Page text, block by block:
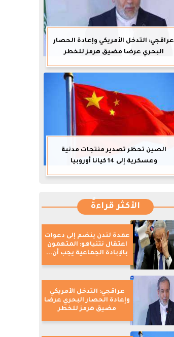
عراقجي: التدخل الأمريكي وإعادة الحصار
البحري عرضا مضيق هرمز للخطر
الصين تحظر تصدير منتجات مدنية
وعسكرية إلى 14 كيانا أوروبيا
الأكثر قراءةً
عمدة لندن ينضم إلى دعوات
اعتقال نتنياهو: المتهمون
بالإبادة الجماعية يجب أن...
عراقجي: التدخل الأمريكي
وإعادة الحصار البحري عرضا
مضيق هرمز للخطر